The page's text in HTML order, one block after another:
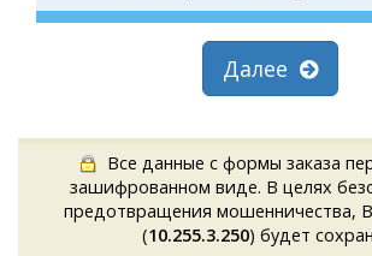
Далее
Все данные с формы заказа
зашифрованном виде. В целях
предотвращения мошенничества,
(10.255.3.250) будет